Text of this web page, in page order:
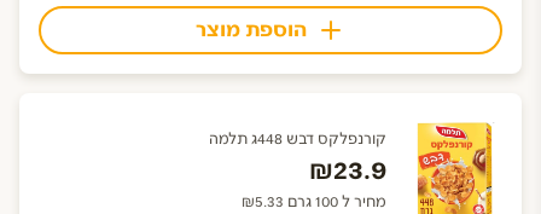
הוספת מוצר
קורנפלקס דבש 448ג תלמה
₪23.9
מחיר ל 100 גרם ₪5.33